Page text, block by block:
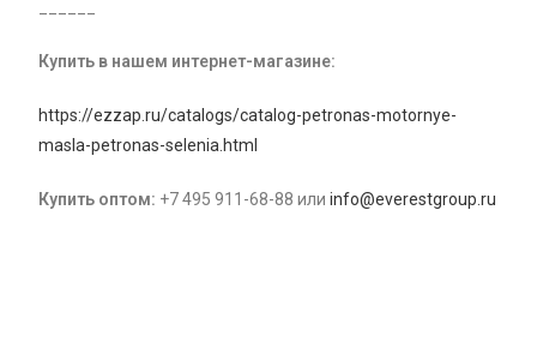
Купить в нашем интернет-магазине:
https://ezzap.ru/catalogs/catalog-petronas-motornye-
masla-petronas-selenia.html
Купить оптом: +7 495 911-68-88 илиinfo@everestgroup.ru